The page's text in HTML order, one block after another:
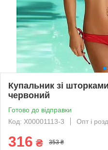
Купальник зі
червоний
Готово до відправки
Код: X00001113-3
Опт і
316 ₴ 353 ₴